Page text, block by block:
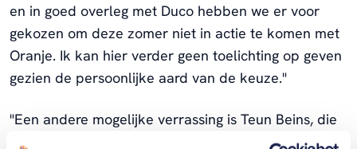
en in goed overleg met Duco hebben we er voor
gekozen om deze zomer niet in actie te komen met
Oranje. Ik kan hier verder geen toelichting op geven
gezien de persoonlijke aard van de keuze."
"Een andere mogelijke verrassing is Teun Beins, die
al langere tijd deel uitmaakt van de selectie. Door